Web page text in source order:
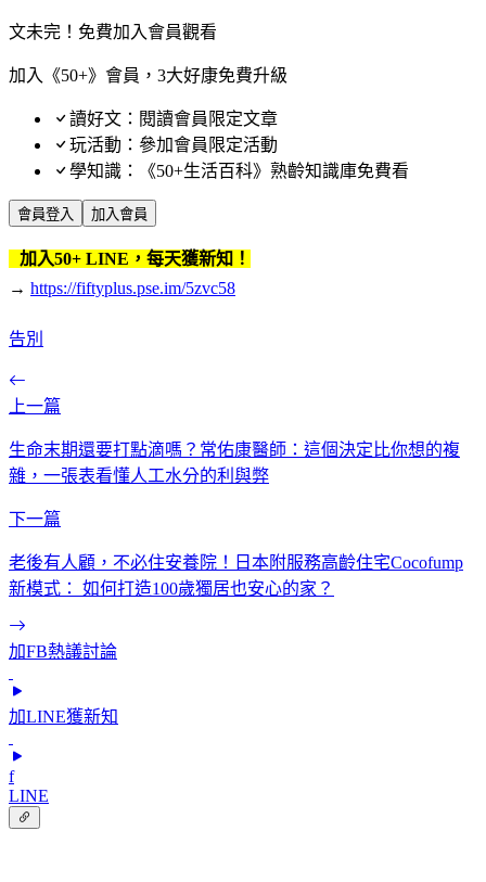
文未完！免費加入會員觀看
加入《50+》會員，3大好康免費升級
讀好文：閱讀會員限定文章
玩活動：參加會員限定活動
學知識：《50+生活百科》熟齡知識庫免費看
會員登入 加入會員
加入50+ LINE，每天獲新知！
→ https://fiftyplus.pse.im/5zvc58
告別
上一篇
生命末期還要打點滴嗎？常佑康醫師：這個決定比你想的複
雜，一張表看懂人工水分的利與弊
下一篇
老後有人顧，不必住安養院！日本附服務高齡住宅Cocofump
新模式： 如何打造100歲獨居也安心的家？
加FB熱議討論
加LINE獲新知
f
LINE